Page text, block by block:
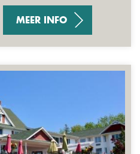
MEER INFO